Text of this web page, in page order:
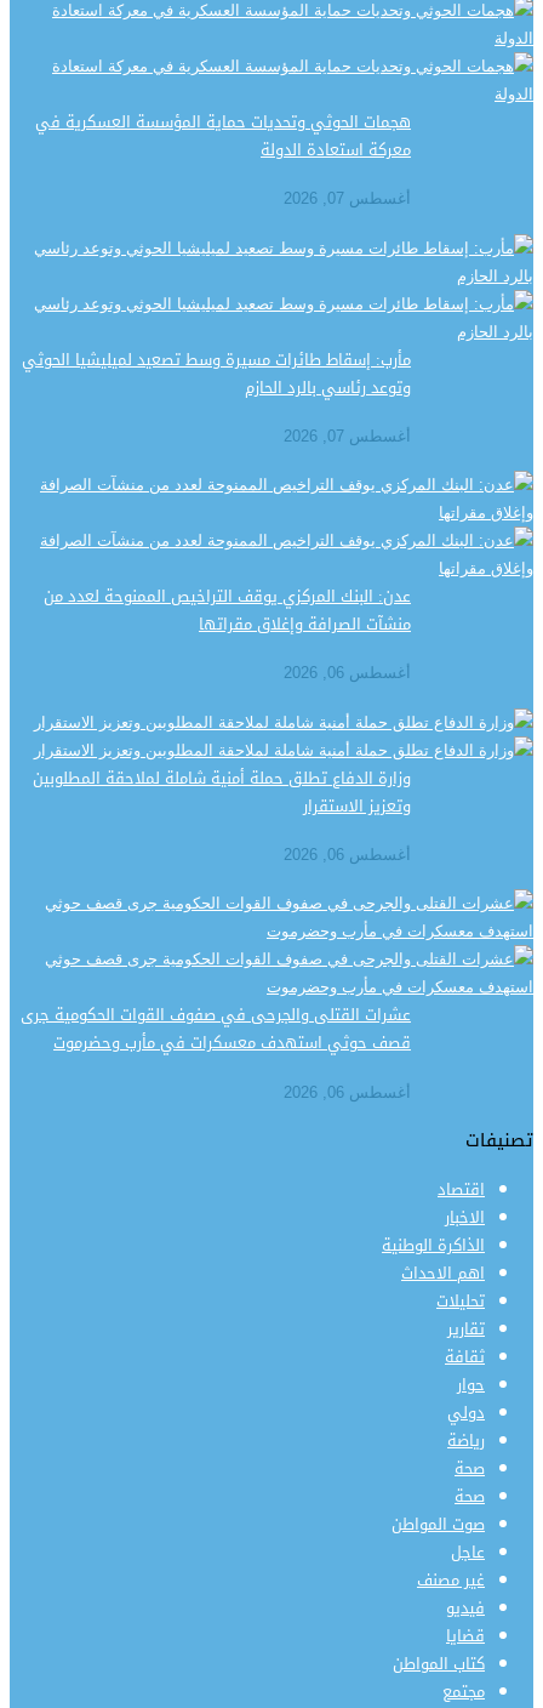
هجمات الحوثي وتحديات حماية المؤسسة العسكرية في
معركة استعادة الدولة
أغسطس 07, 2026
مأرب: إسقاط طائرات مسيرة وسط تصعيد لميليشيا الحوثي
وتوعد رئاسي بالرد الحازم
أغسطس 07, 2026
عدن: البنك المركزي يوقف التراخيص الممنوحة لعدد من
منشآت الصرافة وإغلاق مقراتها
أغسطس 06, 2026
وزارة الدفاع تطلق حملة أمنية شاملة لملاحقة المطلوبين
وتعزيز الاستقرار
أغسطس 06, 2026
عشرات القتلى والجرحى في صفوف القوات الحكومية جرى
قصف حوثي استهدف معسكرات في مأرب وحضرموت
أغسطس 06, 2026
تصنيفات
اقتصاد
الاخبار
الذاكرة الوطنية
اهم الاحداث
تحليلات
تقارير
ثقافة
حوار
دولي
رياضة
صحة
صحة
صوت المواطن
عاجل
غير مصنف
فيديو
قضايا
كتاب المواطن
مجتمع